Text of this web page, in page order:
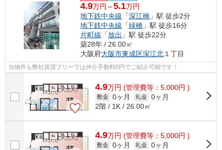
4.9万円～5.1万円
地下鉄中央線 「深江橋 」駅 徒歩2分
地下鉄中央線 「緑橋 」駅 徒歩16分
片町線 「放出 」駅 徒歩22分
築28年 / 26.00㎡
大阪府大阪市東成区深江北 １丁目
当物件も弊社賃貸フリーでは仲介手数料0円でご紹介可能です！
4.9万円 (管理費等：5,000円 )
敷金 0ヶ月 礼金 0ヶ月
2階 / 1K / 26.00㎡
4.9万円 (管理費等：5,000円 )
敷金 0ヶ月 礼金 0ヶ月